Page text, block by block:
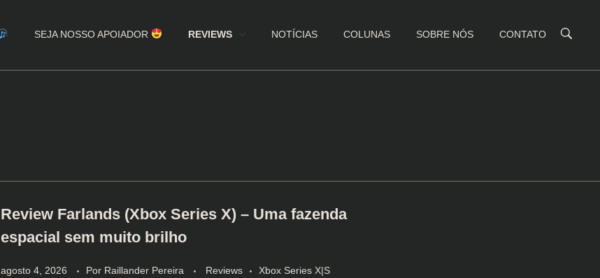
SEJA NOSSO APOIADOR REVIEWS NOTÍCIAS COLUNAS SOBRE NÓS CONTATO
Review Farlands (Xbox Series X) – Uma fazenda
espacial sem muito brilho
agosto 4, 2026 Por Raillander Pereira Reviews Xbox Series X|S